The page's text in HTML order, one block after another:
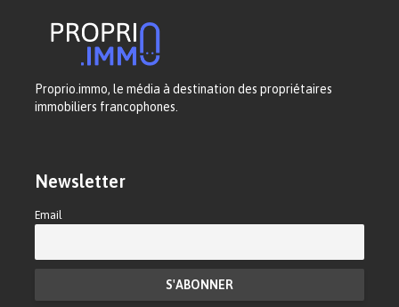
Proprio.immo, le média à destination des propriétaires
immobiliers francophones.
Newsletter
Email